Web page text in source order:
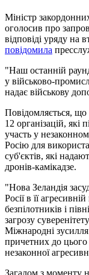
Міністр
оголосив про
відповіді уряду на
повідомила
"Наш останній
у військово-
надає військову
Повідомляється, що
12 організацій, які
участь у
Росію для
суб'єктів, які
дронів-камікадзе.
"Нова Зеландія
Росії в її
безпілотників і
загрозу
Міжнародні
причетних до цього
незаконної
Загалом з моменту